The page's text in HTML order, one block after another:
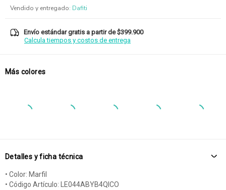
Vendido y entregado: Dafiti
Envío estándar gratis a partir de $399.900
Calcula tiempos y costos de entrega
Más colores
Detalles y ficha técnica
• Color: Marfil
• Código Artículo: LE044ABYB4QICO